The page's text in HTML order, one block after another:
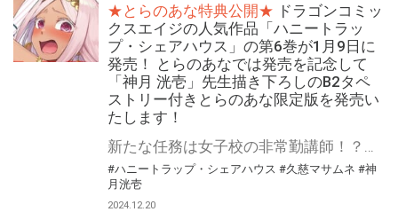
★とらのあな特典公開★ ドラゴンコミッ
クスエイジの人気作品「ハニートラッ
プ・シェアハウス」の第6巻が1月9日に
発売！ とらのあなでは発売を記念して
「神月 洸壱」先生描き下ろしのB2タペ
ストリー付きとらのあな限定版を発売い
たします！
#ハニートラップ・シェアハウス #久慈マサムネ #神
月洸壱
2024.12.20